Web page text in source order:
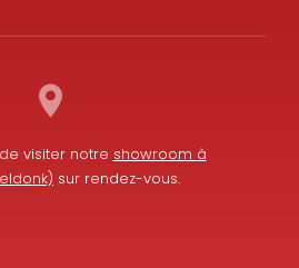
visiter notre showroom à
sur rendez-vous.